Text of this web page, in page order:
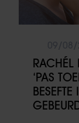
RACHÉL
‘PAS